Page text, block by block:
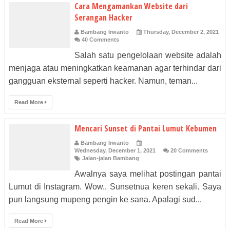
Cara Mengamankan Website dari
Serangan Hacker
Bambang Irwanto
Thursday, December 2, 2021
40 Comments
Salah satu pengelolaan website adalah
menjaga atau meningkatkan keamanan agar terhindar dari
gangguan eksternal seperti hacker. Namun, teman...
Read More
Mencari Sunset di Pantai Lumut Kebumen
Bambang Irwanto
Wednesday, December 1, 2021
20 Comments
Jalan-jalan Bambang
Awalnya saya melihat postingan pantai
Lumut di Instagram. Wow.. Sunsetnua keren sekali. Saya
pun langsung mupeng pengin ke sana. Apalagi sud...
Read More